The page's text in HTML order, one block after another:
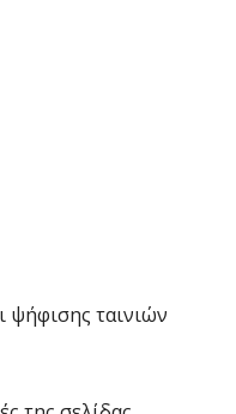
ψήφισης ταινιών